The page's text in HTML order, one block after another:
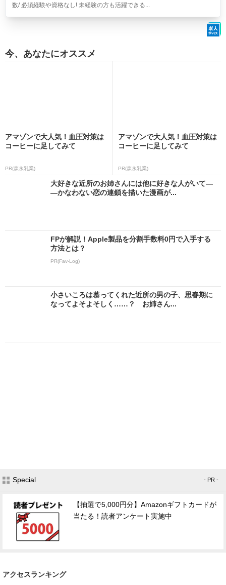
数/ 必須経験や資格なし! 未経験の方も活躍できる...
今、あなたにオススメ
アマゾンで大人気！血圧対策は
コーヒーに足してみて
PR(森永乳業)
アマゾンで大人気！血圧対策は
コーヒーに足してみて
PR(森永乳業)
大好きな近所のお姉さんには他に好きな人がいて―
―かなわない恋の連鎖を描いた漫画が...
FPが解説！Apple製品を分割手数料0円で入手する
方法とは？
PR(Fav-Log)
小さいころは慕ってくれた近所の男の子、思春期に
なってよそよそしく……？ お姉さん...
Special - PR -
【抽選で5,000円分】Amazonギフトカードが
当たる！読者アンケート実施中
アクセスランキング